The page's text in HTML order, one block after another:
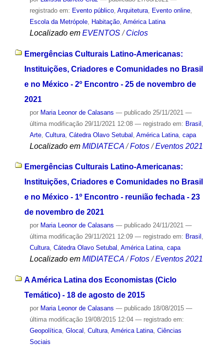
registrado em: Evento público, Arquitetura, Evento online,
Escola da Metrópole, Habitação, América Latina
Localizado em EVENTOS /Ciclos
Emergências Culturais Latino-Americanas:
Instituições, Criadores e Comunidades no Brasil
e no México - 2º Encontro - 25 de novembro de
2021
por Maria Leonor de Calasans — publicado25/11/2021 —
última modificação29/11/2021 12:08 — registrado em: Brasil
Arte, Cultura, Cátedra Olavo Setubal América Latina, capa
Localizado em MIDIATECA /Fotos /Eventos 2021
Emergências Culturais Latino-Americanas:
Instituições, Criadores e Comunidades no Brasil
e no México - 1º Encontro - reunião fechada - 23
de novembro de 2021
por Maria Leonor de Calasans — publicado24/11/2021 —
última modificação29/11/2021 12:09 — registrado em: Brasil ,
Cultura, Cátedra Olavo Setubal , América Latina, capa
Localizado em MIDIATECA /Fotos /Eventos 2021
A América Latina dos Economistas (Ciclo
Temático) - 18 de agosto de 2015
por Maria Leonor de Calasans — publicado18/08/2015 —
última modificação19/08/2015 12:04 — registrado em:
Geopolítica, Glocal , Cultura, América Latina, Ciências
Sociais